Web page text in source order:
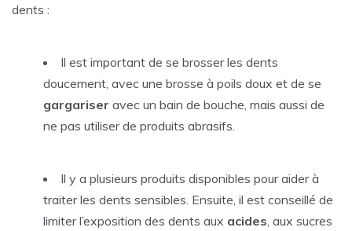
dents :
Il est important de se brosser les dents
doucement, avec une brosse à poils doux et de se
gargariser avec un bain de bouche, mais aussi de
ne pas utiliser de produits abrasifs.
Il y a plusieurs produits disponibles pour aider à
traiter les dents sensibles. Ensuite, il est conseillé de
limiter l’exposition des dents aux acides , aux sucres